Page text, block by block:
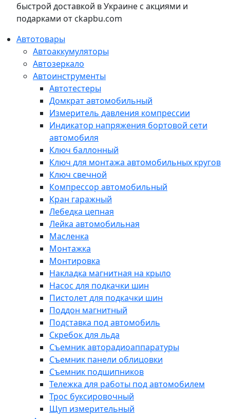
быстрой доставкой в Украине с акциями и
подарками от ckapbu.com
Автотовары
Автоаккумуляторы
Автозеркало
Автоинструменты
Автотестеры
Домкрат автомобильный
Измеритель давления компрессии
Индикатор напряжения бортовой сети
автомобиля
Ключ баллонный
Ключ для монтажа автомобильных кругов
Ключ свечной
Компрессор автомобильный
Кран гаражный
Лебедка цепная
Лейка автомобильная
Масленка
Монтажка
Монтировка
Накладка магнитная на крыло
Насос для подкачки шин
Пистолет для подкачки шин
Поддон магнитный
Подставка под автомобиль
Скребок для льда
Съемник авторадиоаппаратуры
Съемник панели облицовки
Съемник подшипников
Тележка для работы под автомобилем
Трос буксировочный
Щуп измерительный